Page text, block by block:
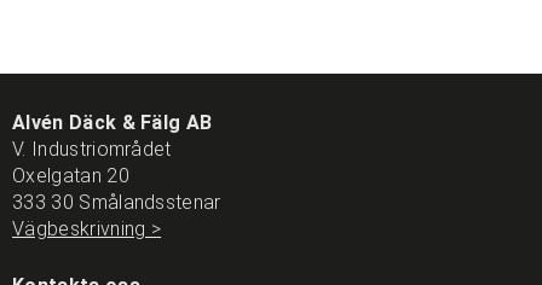
Alvén Däck & Fälg AB
V. Industriområdet
Oxelgatan 20
333 30 Smålandsstenar
Vägbeskrivning >